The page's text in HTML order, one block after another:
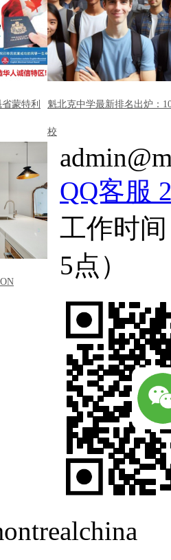
蒙特利 魁北克中学最新排名出炉：
校
QQ客服
工作时
5点）